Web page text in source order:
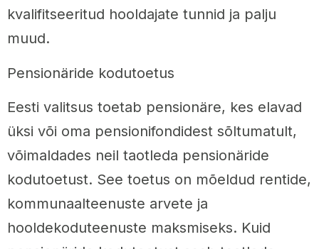
kvalifitseeritud hooldajate tunnid ja palju
muud.
Pensionäride kodutoetus
Eesti valitsus toetab pensionäre, kes elavad
üksi või oma pensionifondidest sõltumatult,
võimaldades neil taotleda pensionäride
kodutoetust. See toetus on mõeldud rentide,
kommunaalteenuste arvete ja
hooldekoduteenuste maksmiseks. Kuid